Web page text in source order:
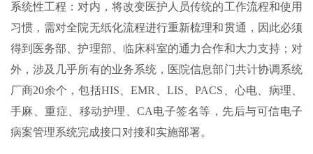
系统性工程：对内，将改变医护人员传统的工作流程和使用
习惯，需对全院无纸化流程进行重新梳理和贯通，因此必须
得到医务部、护理部、临床科室的通力合作和大力支持；对
外，涉及几乎所有的业务系统，医院信息部门共计协调系统
厂商20余个，包括HIS、EMR、LIS、PACS、心电、病理、
手麻、重症、移动护理、CA电子签名等，先后与可信电子
病案管理系统完成接口对接和实施部署。